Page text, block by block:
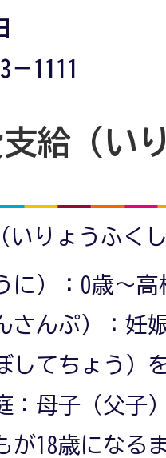
－1111
給（い
いりょうふく
に）：0歳〜高
さんぷ）：妊
してちょう）
：母子（父子
が18歳になる